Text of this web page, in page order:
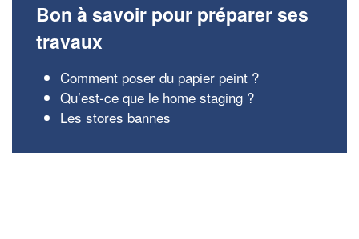
Bon à savoir pour préparer ses
travaux
Comment poser du papier peint ?
Qu’est-ce que le home staging ?
Les stores bannes